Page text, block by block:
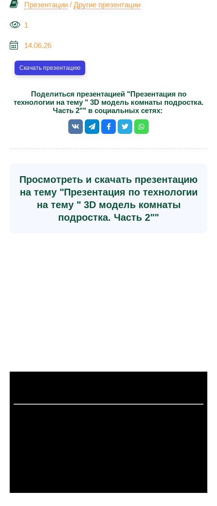
Презентации / Другие презентации
1
14.06.26
Скачать презентацию
Поделиться презентацией "Презентация по
технологии на тему " 3D модель комнаты подростка.
Часть 2"" в социальных сетях:
Просмотреть и скачать презентацию
на тему "Презентация по технологии
на тему " 3D модель комнаты
подростка. Часть 2""